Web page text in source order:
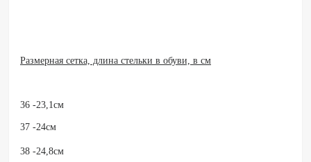
Размерная сетка, длина стельки в обуви, в см
36 -23,1см
37 -24см
38 -24,8см